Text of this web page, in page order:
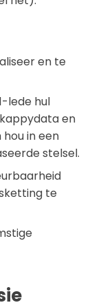
en te
lede hul
en
in een
stelsel.
te